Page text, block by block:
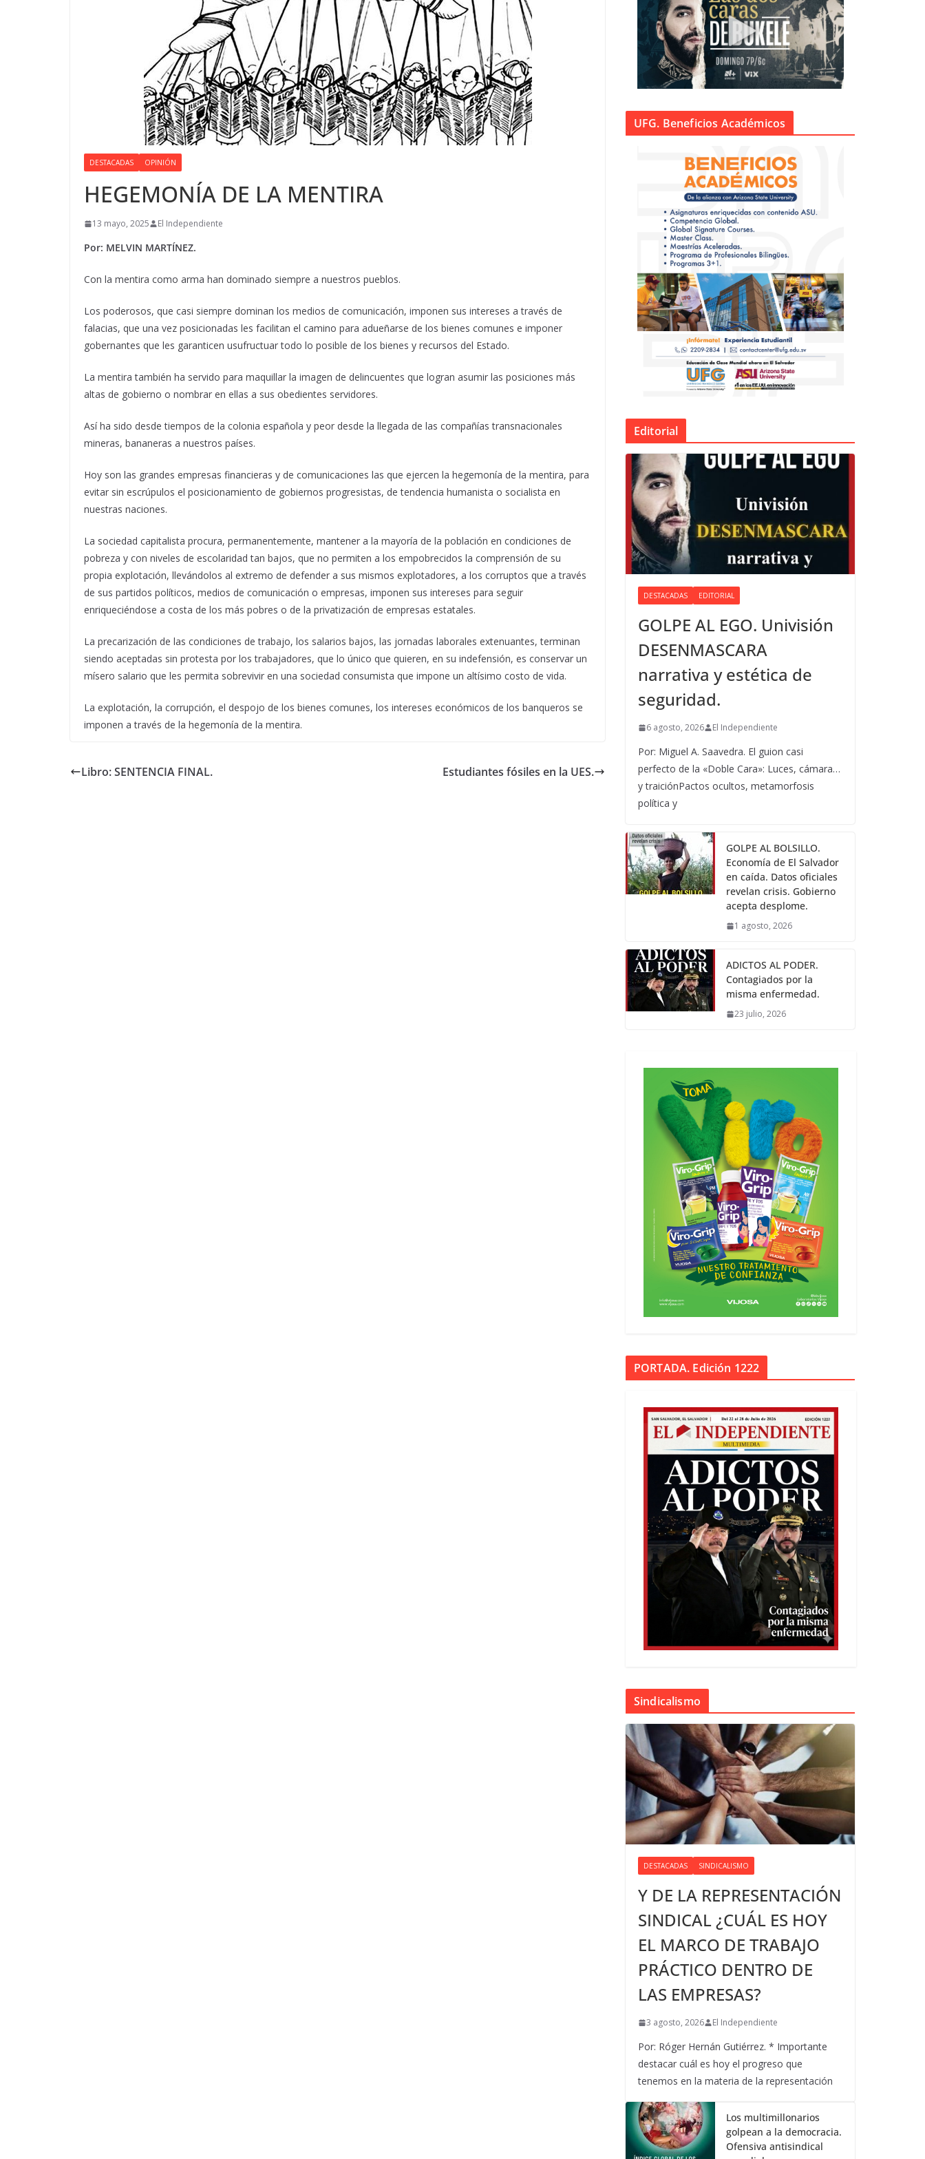
DESTACADAS OPINIÓN
HEGEMONÍA DE LA MENTIRA
13 mayo, 2025 El Independiente
Por: MELVIN MARTÍNEZ.
Con la mentira como arma han dominado siempre a nuestros pueblos.
Los poderosos, que casi siempre dominan los medios de comunicación, imponen sus intereses a través de
falacias, que una vez posicionadas les facilitan el camino para adueñarse de los bienes comunes e imponer
gobernantes que les garanticen usufructuar todo lo posible de los bienes y recursos del Estado.
La mentira también ha servido para maquillar la imagen de delincuentes que logran asumir las posiciones más
altas de gobierno o nombrar en ellas a sus obedientes servidores.
Así ha sido desde tiempos de la colonia española y peor desde la llegada de las compañías transnacionales
mineras, bananeras a nuestros países.
Hoy son las grandes empresas financieras y de comunicaciones las que ejercen la hegemonía de la mentira, para
evitar sin escrúpulos el posicionamiento de gobiernos progresistas, de tendencia humanista o socialista en
nuestras naciones.
La sociedad capitalista procura, permanentemente, mantener a la mayoría de la población en condiciones de
pobreza y con niveles de escolaridad tan bajos, que no permiten a los empobrecidos la comprensión de su
propia explotación, llevándolos al extremo de defender a sus mismos explotadores, a los corruptos que a través
de sus partidos políticos, medios de comunicación o empresas, imponen sus intereses para seguir
enriqueciéndose a costa de los más pobres o de la privatización de empresas estatales.
La precarización de las condiciones de trabajo, los salarios bajos, las jornadas laborales extenuantes, terminan
siendo aceptadas sin protesta por los trabajadores, que lo único que quieren, en su indefensión, es conservar un
mísero salario que les permita sobrevivir en una sociedad consumista que impone un altísimo costo de vida.
La explotación, la corrupción, el despojo de los bienes comunes, los intereses económicos de los banqueros se
imponen a través de la hegemonía de la mentira.
Libro: SENTENCIA FINAL. Estudiantes fósiles en la UES.
UFG. Beneficios Académicos
Editorial
DESTACADAS EDITORIAL
GOLPE AL EGO. Univisión
DESENMASCARA
narrativa y estética de
seguridad.
6 agosto, 2026 El Independiente
Por: Miguel A. Saavedra. El guion casi
perfecto de la «Doble Cara»: Luces, cámara…
y traiciónPactos ocultos, metamorfosis
política y
GOLPE AL BOLSILLO.
Economía de El Salvador
en caída. Datos oficiales
revelan crisis. Gobierno
acepta desplome.
1 agosto, 2026
ADICTOS AL PODER.
Contagiados por la
misma enfermedad.
23 julio, 2026
PORTADA. Edición 1222
Sindicalismo
DESTACADAS SINDICALISMO
Y DE LA REPRESENTACIÓN
SINDICAL ¿CUÁL ES HOY
EL MARCO DE TRABAJO
PRÁCTICO DENTRO DE
LAS EMPRESAS?
3 agosto, 2026 El Independiente
Por: Róger Hernán Gutiérrez. * Importante
destacar cuál es hoy el progreso que
tenemos en la materia de la representación
Los multimillonarios
golpean a la democracia.
Ofensiva antisindical